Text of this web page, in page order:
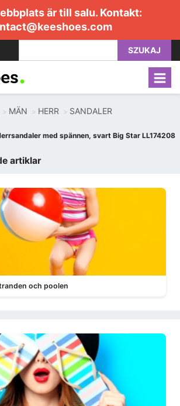
är till salu. Kontakt:
SZUKAJ
MÄN HERR SANDALER
med spännen, svart Big Star LL174208
artiklar
och poolen